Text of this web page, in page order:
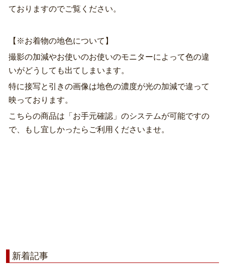
ておりますのでご覧ください。
【※お着物の地色について】
撮影の加減やお使いのお使いのモニターによって色の違
いがどうしても出てしまいます。
特に接写と引きの画像は地色の濃度が光の加減で違って
映っております。
こちらの商品は「お手元確認」のシステムが可能ですの
で、もし宜しかったらご利用くださいませ。
新着記事